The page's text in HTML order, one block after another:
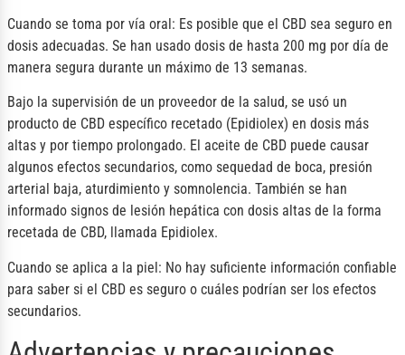
Cuando se toma por vía oral: Es posible que el CBD sea seguro en
dosis adecuadas. Se han usado dosis de hasta 200 mg por día de
manera segura durante un máximo de 13 semanas.
Bajo la supervisión de un proveedor de la salud, se usó un
producto de CBD específico recetado (Epidiolex) en dosis más
altas y por tiempo prolongado. El aceite de CBD puede causar
algunos efectos secundarios, como sequedad de boca, presión
arterial baja, aturdimiento y somnolencia. También se han
informado signos de lesión hepática con dosis altas de la forma
recetada de CBD, llamada Epidiolex.
Cuando se aplica a la piel: No hay suficiente información confiable
para saber si el CBD es seguro o cuáles podrían ser los efectos
secundarios.